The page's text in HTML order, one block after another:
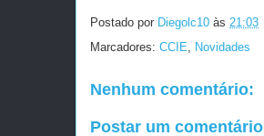
Postado por Diegolc10 às 21:03
Marcadores: CCIE, Novidades
Nenhum comentário:
Postar um comentário